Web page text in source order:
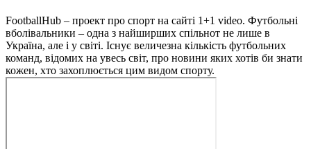
FootballHub – проект про спорт на сайті 1+1 video. Футбольні
вболівальники – одна з найширших спільнот не лише в
Україна, але і у світі. Існує величезна кількість футбольних
команд, відомих на увесь світ, про новини яких хотів би знати
кожен, хто захоплюється цим видом спорту.